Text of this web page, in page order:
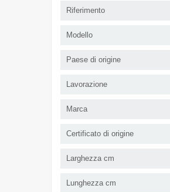
Riferimento
Modello
Paese di origine
Lavorazione
Marca
Certificato di origine
Larghezza cm
Lunghezza cm